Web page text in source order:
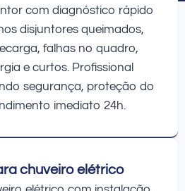
com diagnóstico rápido
disjuntores queimados,
falhas no quadro,
e curtos. Profissional
segurança, proteção do
imediato 24h.
chuveiro elétrico